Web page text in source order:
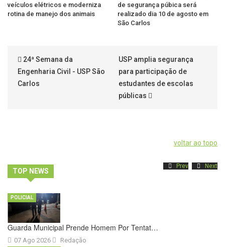
veículos elétricos e moderniza
rotina de manejo dos animais
de segurança púbica será
realizado dia 10 de agosto em
São Carlos
24ª Semana da
Engenharia Civil - USP São
Carlos
USP amplia segurança
para participação de
estudantes de escolas
públicas
voltar ao topo
TOP NEWS
Prev Next
Guarda Municipal Prende Homem Por Tentat…
07 Ago 2026
POLICIAL
Redação